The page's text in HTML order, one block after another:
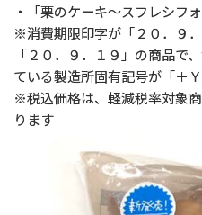
・「栗のケーキ～スフレシフ
※消費期限印字が「２０．９
「２０．９．１９」の商品で
ている製造所固有記号が「＋
※税込価格は、軽減税率対象
ります